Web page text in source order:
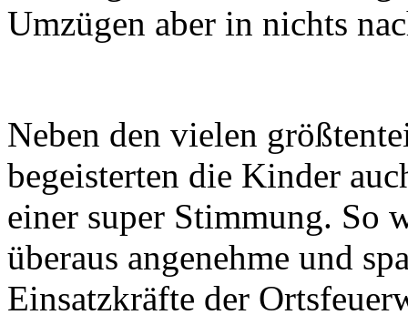
Umzügen aber in nichts
Neben den vielen
begeisterten die Kinder
einer super Stimmung. So
überaus angenehme und
Einsatzkräfte der